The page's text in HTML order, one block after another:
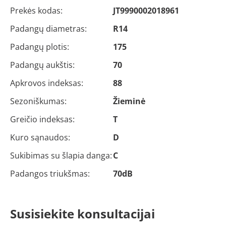
Prekės kodas:
JT9990002018961
Padangų diametras:
R14
Padangų plotis:
175
Padangų aukštis:
70
Apkrovos indeksas:
88
Sezoniškumas:
Žieminė
Greičio indeksas:
T
Kuro sąnaudos:
D
Sukibimas su šlapia danga:C
Padangos triukšmas:
70dB
Susisiekite konsultacijai